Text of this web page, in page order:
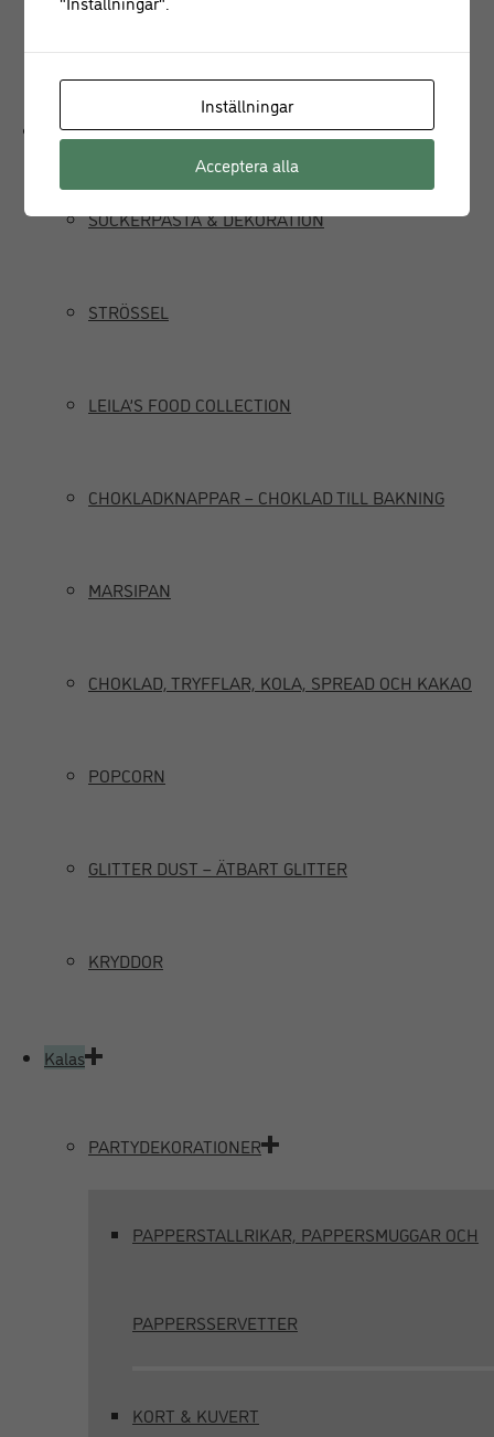
Delikatesser
SOCKERPASTA & DEKORATION
STRÖSSEL
LEILA’S FOOD COLLECTION
CHOKLADKNAPPAR – CHOKLAD TILL BAKNING
MARSIPAN
CHOKLAD, TRYFFLAR, KOLA, SPREAD OCH KAKAO
POPCORN
GLITTER DUST – ÄTBART GLITTER
KRYDDOR
Kalas
PARTYDEKORATIONER
PAPPERSTALLRIKAR, PAPPERSMUGGAR OCH
PAPPERSSERVETTER
KORT & KUVERT
Inställningar
Acceptera alla